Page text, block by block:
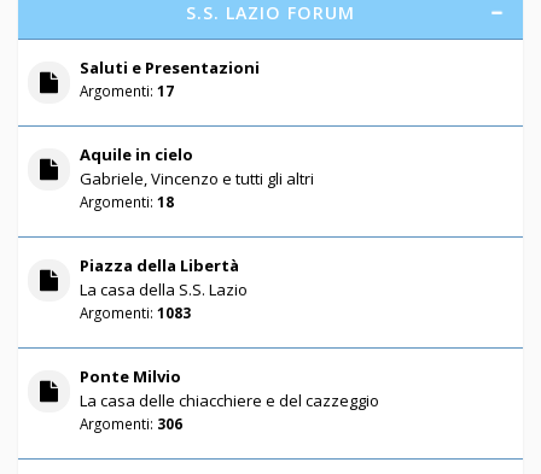
S.S. LAZIO FORUM
Saluti e Presentazioni
Argomenti: 17
Aquile in cielo
Gabriele, Vincenzo e tutti gli altri
Argomenti: 18
Piazza della Libertà
La casa della S.S. Lazio
Argomenti: 1083
Ponte Milvio
La casa delle chiacchiere e del cazzeggio
Argomenti: 306